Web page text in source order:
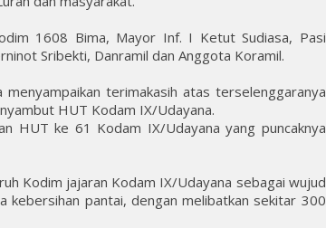
1608 Bima, Mayor Inf. I Ketut Sudiasa, Pasi
Sribekti, Danramil dan Anggota Koramil.
terimakasih atas terselenggaranya
HUT Kodam IX/Udayana.
HUT ke 61 Kodam IX/Udayana yang puncaknya
Kodim jajaran Kodam IX/Udayana sebagai wujud
kebersihan pantai, dengan melibatkan sekitar 300